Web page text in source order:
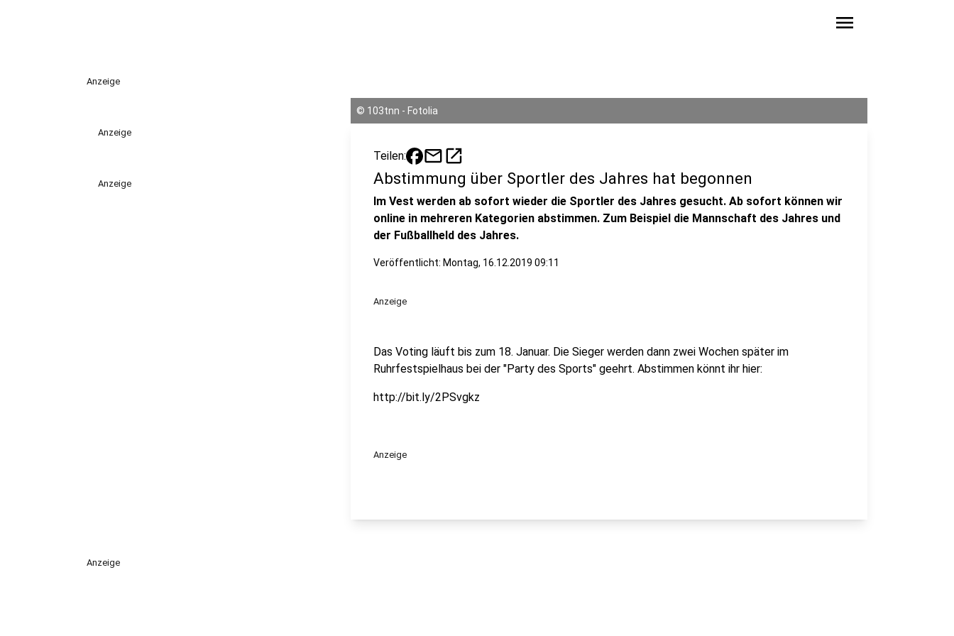
menu
Anzeige
Anzeige
Anzeige
© 103tnn - Fotolia
Teilen: mailopen_in_new
Abstimmung über Sportler des Jahres hat begonnen
Im Vest werden ab sofort wieder die Sportler des Jahres gesucht. Ab sofort können wir
online in mehreren Kategorien abstimmen. Zum Beispiel die Mannschaft des Jahres und
der Fußballheld des Jahres.
Veröffentlicht: Montag, 16.12.2019 09:11
Anzeige
Das Voting läuft bis zum 18. Januar. Die Sieger werden dann zwei Wochen später im
Ruhrfestspielhaus bei der "Party des Sports" geehrt. Abstimmen könnt ihr hier:
http://bit.ly/2PSvgkz
Anzeige
Anzeige